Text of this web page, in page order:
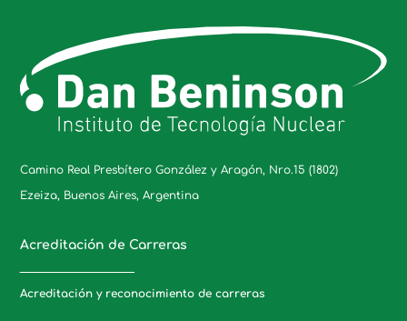
Camino Real Presbítero González y Aragón, Nro.15 (1802)
Ezeiza, Buenos Aires, Argentina
Acreditación de Carreras
Acreditación y reconocimiento de carreras